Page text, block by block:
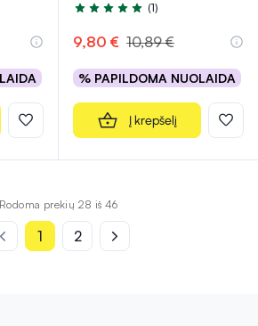
Įvertinimas 5.0 iš 5
(1)
9,80 € 10,89 €
% PAPILDOMA NUOLAIDA
Į krepšelį
Rodoma prekių 28 iš 46
1 2